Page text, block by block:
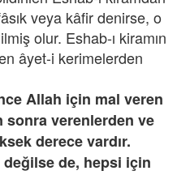
veya kâfir denirse, o
olur. Eshab-ı kiramın
âyet-i kerimelerden
Allah için mal veren
sonra verenlerden ve
derece vardır.
de, hepsi için